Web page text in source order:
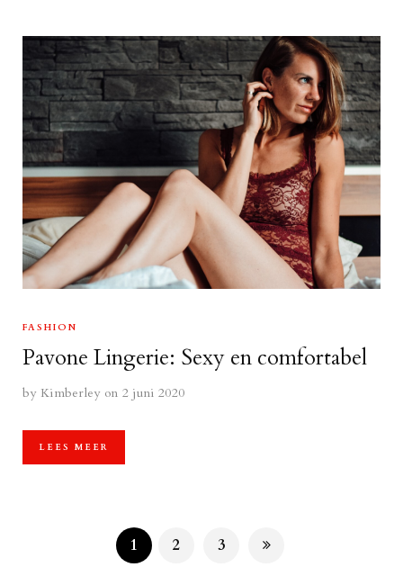
FASHION
Pavone Lingerie: Sexy en comfortabel
by Kimberley on 2 juni 2020
LEES MEER
1 2 3